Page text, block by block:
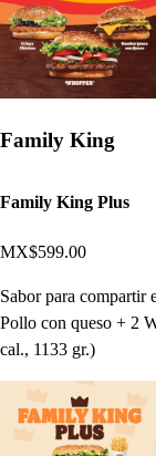
Family King
Family King Plus
MX$599.00
Sabor para
Pollo con queso + 2
cal., 1133 gr.)